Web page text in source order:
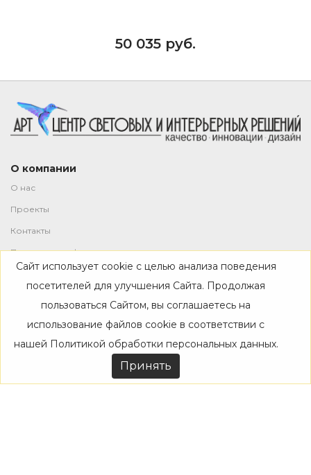
50 035 руб.
О компании
О нас
Проекты
Контакты
Политика конфиденциальности
Магазин
Каталог
Дизайнерам
Акции
Сайт использует cookie с целью анализа поведения
посетителей для улучшения Сайта. Продолжая
пользоваться Сайтом, вы соглашаетесь на
использование файлов cookie в соответствии с
нашей Политикой обработки персональных данных.
Принять